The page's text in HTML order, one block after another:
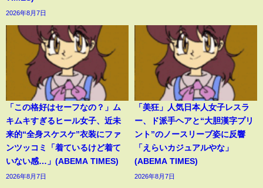
2026年8月7日
「この格好はセーフなの？」ム
キムキすぎるヒール女子、近未
来的“全身スケスケ”衣装にファ
ンツッコミ「着ているけど着て
いない感…」(ABEMA TIMES)
2026年8月7日
「美狂」人気日本人女子レスラ
ー、ド派手ヘアと“大胆漢字プリ
ント”のノースリーブ姿に反響
「えらいカジュアルやな」
(ABEMA TIMES)
2026年8月7日